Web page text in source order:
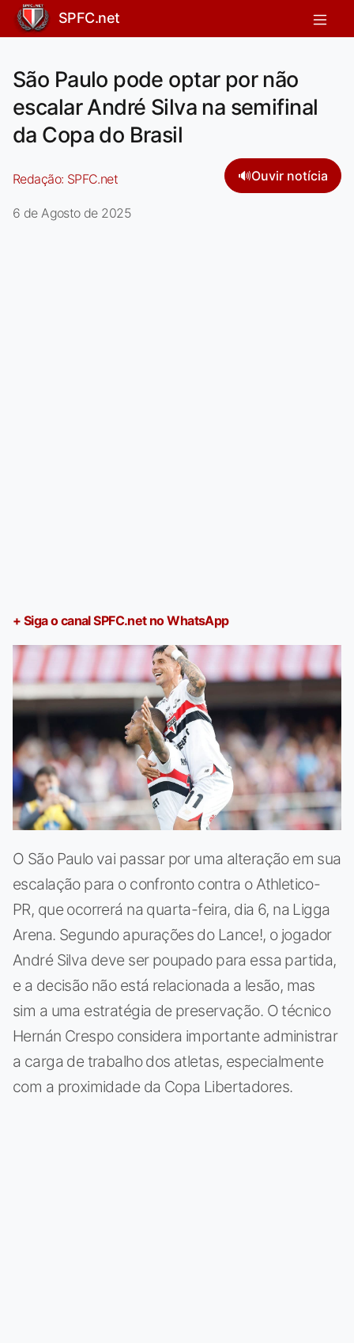
SPFC.net
São Paulo pode optar por não
escalar André Silva na semifinal
da Copa do Brasil
Redação: SPFC.net 🔊Ouvir notícia
6 de Agosto de 2025
+ Siga o canal SPFC.net no WhatsApp
O São Paulo vai passar por uma alteração em sua
escalação para o confronto contra o Athletico-
PR, que ocorrerá na quarta-feira, dia 6, na Ligga
Arena. Segundo apurações do Lance!, o jogador
André Silva deve ser poupado para essa partida,
e a decisão não está relacionada a lesão, mas
sim a uma estratégia de preservação. O técnico
Hernán Crespo considera importante administrar
a carga de trabalho dos atletas, especialmente
com a proximidade da Copa Libertadores.